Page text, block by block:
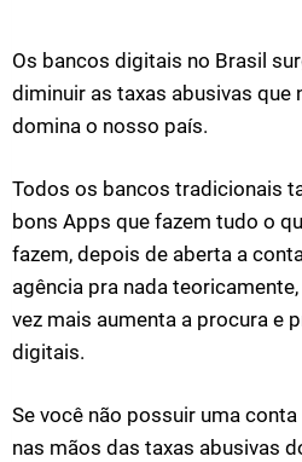
Os bancos digitais no Brasil
diminuir as taxas abusivas que
domina o nosso país.
Todos os bancos tradicionais
bons Apps que fazem tudo o
fazem, depois de aberta a
agência pra nada
vez mais aumenta a procura e
digitais.
Se você não possuir uma
nas mãos das taxas abusivas